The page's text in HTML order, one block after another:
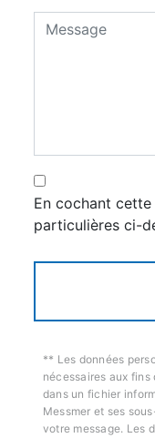
En cochant
particulières ci-
** Les données
nécessaires aux
dans un fichier
Messmer et ses
votre message. Les